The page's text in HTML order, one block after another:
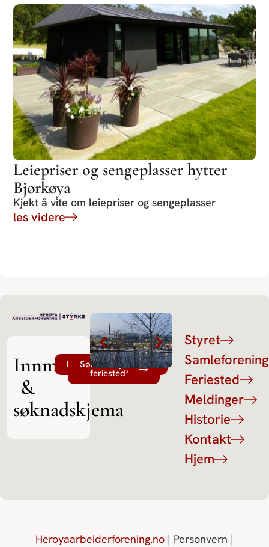
Leiepriser og sengeplasser hytter
Bjørkøya
Kjekt å vite om leiepriser og sengeplasser
les videre
Innmelding
&
søknadskjema
Innmeldingsskjema*
Søknadskjema
feriested*
Styret
Feriested
Meldinger
Historie
Kontakt
Hjem
Heroyaarbeiderforening.no | Personvern |